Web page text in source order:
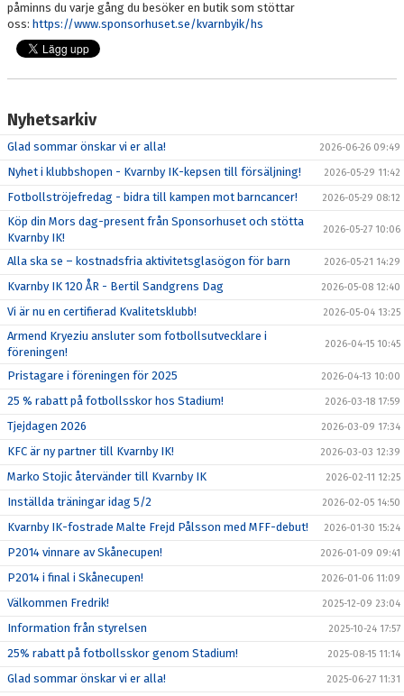
påminns du varje gång du besöker en butik som stöttar
oss: https://www.sponsorhuset.se/kvarnbyik/hs
Nyhetsarkiv
Glad sommar önskar vi er alla! 2026-06-26 09:49
Nyhet i klubbshopen - Kvarnby IK-kepsen till försäljning! 2026-05-29 11:42
Fotbollströjefredag - bidra till kampen mot barncancer! 2026-05-29 08:12
Köp din Mors dag-present från Sponsorhuset och stötta
Kvarnby IK!
2026-05-27 10:06
Alla ska se – kostnadsfria aktivitetsglasögon för barn 2026-05-21 14:29
Kvarnby IK 120 ÅR - Bertil Sandgrens Dag 2026-05-08 12:40
Vi är nu en certifierad Kvalitetsklubb! 2026-05-04 13:25
Armend Kryeziu ansluter som fotbollsutvecklare i
föreningen!
2026-04-15 10:45
Pristagare i föreningen för 2025 2026-04-13 10:00
25 % rabatt på fotbollsskor hos Stadium! 2026-03-18 17:59
Tjejdagen 2026 2026-03-09 17:34
KFC är ny partner till Kvarnby IK! 2026-03-03 12:39
Marko Stojic återvänder till Kvarnby IK 2026-02-11 12:25
Inställda träningar idag 5/2 2026-02-05 14:50
Kvarnby IK-fostrade Malte Frejd Pålsson med MFF-debut! 2026-01-30 15:24
P2014 vinnare av Skånecupen! 2026-01-09 09:41
P2014 i final i Skånecupen! 2026-01-06 11:09
Välkommen Fredrik! 2025-12-09 23:04
Information från styrelsen 2025-10-24 17:57
25% rabatt på fotbollsskor genom Stadium! 2025-08-15 11:14
Glad sommar önskar vi er alla! 2025-06-27 11:31